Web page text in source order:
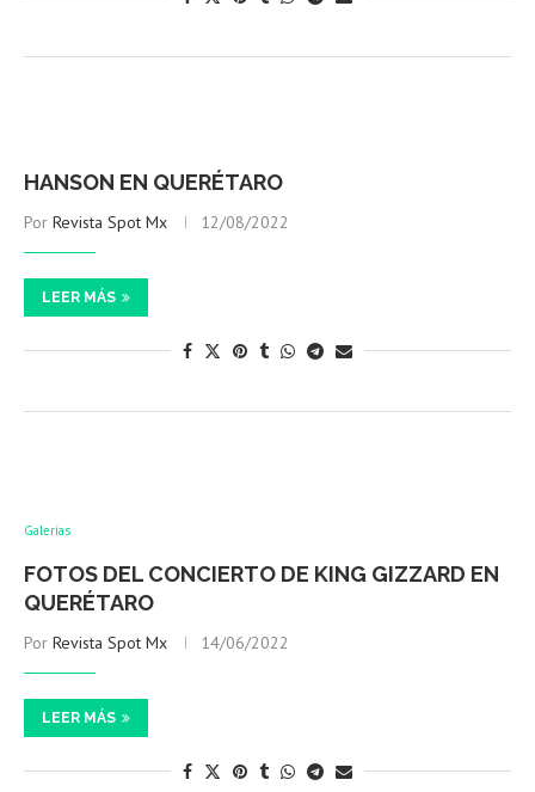
HANSON EN QUERÉTARO
Por Revista Spot Mx 12/08/2022
LEER MÁS
Galerías
FOTOS DEL CONCIERTO DE KING GIZZARD EN
QUERÉTARO
Por Revista Spot Mx 14/06/2022
LEER MÁS